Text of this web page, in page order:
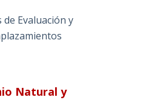
de Evaluación y
Natural y